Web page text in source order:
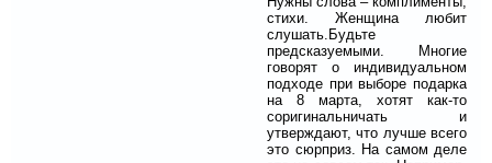
стихи. Женщина любит
слушать. Будьте
предсказуемыми. Многие
говорят о индивидуальном
подходе при выборе подарка
на 8 марта, хотят как-то
соригинальничать и
утверждают, что лучше всего
это сюрприз. На самом деле